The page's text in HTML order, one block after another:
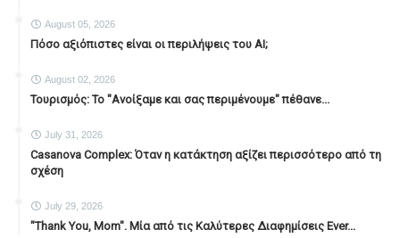
August 05, 2026
Πόσο αξιόπιστες είναι οι περιλήψεις του ΑΙ;
August 02, 2026
Τουρισμός: Το "Ανοίξαμε και σας περιμένουμε" πέθανε...
July 31, 2026
Casanova Complex: Όταν η κατάκτηση αξίζει περισσότερο από τη
σχέση
July 29, 2026
"Thank You, Mοm". Μία από τις Καλύτερες Διαφημίσεις Ever...